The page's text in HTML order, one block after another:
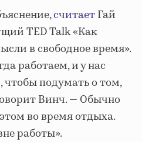
считаетГай
TED Talk «Как
в свободное время».
работаем, и у нас
чтобы подумать о том,
Винч. — Обычно
во время отдыха.
работы».